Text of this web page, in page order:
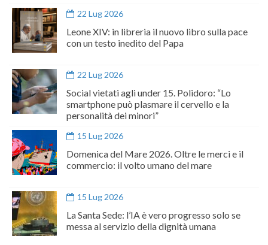
22 Lug 2026
Leone XIV: in libreria il nuovo libro sulla pace
con un testo inedito del Papa
22 Lug 2026
Social vietati agli under 15. Polidoro: “Lo
smartphone può plasmare il cervello e la
personalità dei minori”
15 Lug 2026
Domenica del Mare 2026. Oltre le merci e il
commercio: il volto umano del mare
15 Lug 2026
La Santa Sede: l’IA è vero progresso solo se
messa al servizio della dignità umana